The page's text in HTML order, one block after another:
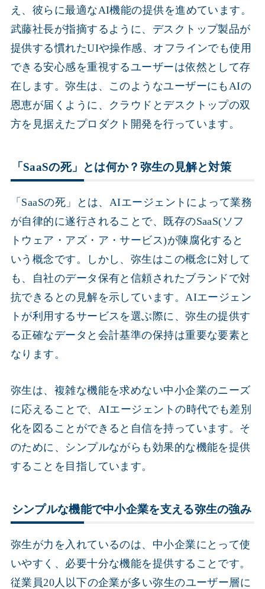
え、彼らに最適なAI機能の提供を進めています。
武藤社長が指摘するように、デスクトップ製品が
提供する慣れたUIや操作感、オフラインでも使用
できる安心感を重視するユーザーは依然として存
在します。弥生は、このようなユーザーにもAIの
恩恵が届くように、クラウドとデスクトップの双
方を見据えたプロダクト開発を行っています。
「SaaSの死」とは何か？弥生の見解と対策
「SaaSの死」とは、AIエージェントによって業務
が自律的に遂行されることで、既存のSaaS(ソフ
トウェア・アズ・ア・サービス)が陳腐化すると
いう概念です。しかし、弥生はこの概念に対して
も、自社のデータ保有と信頼されたブランドで対
抗できるとの見解を示しています。AIエージェン
トが利用するサービスを選ぶ際に、弥生の提供す
る正確なデータと会計基準の保持は重要な要素と
なります。
弥生は、複雑な機能を求めない中小企業のニーズ
に応えることで、AIエージェントの時代でも差別
化を図ることができると自信を持っています。そ
のために、シンプルながらも効果的な機能を提供
することを目指しています。
シンプルな機能で中小企業を支える弥生の強み
弥生が力を入れているのは、中小企業にとって使
いやすく、必要十分な機能を提供することです。
従業員20人以下の企業が多い弥生のユーザー層に